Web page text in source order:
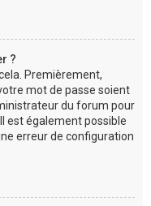
?
Premièrement,
mot de passe soient
du forum pour
est également possible
erreur de configuration